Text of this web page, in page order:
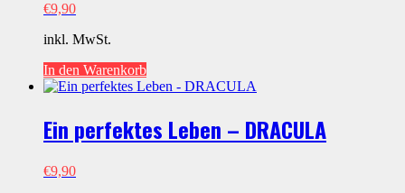
€9,90
inkl. MwSt.
In den Warenkorb
Ein perfektes Leben – DRACULA
€9,90